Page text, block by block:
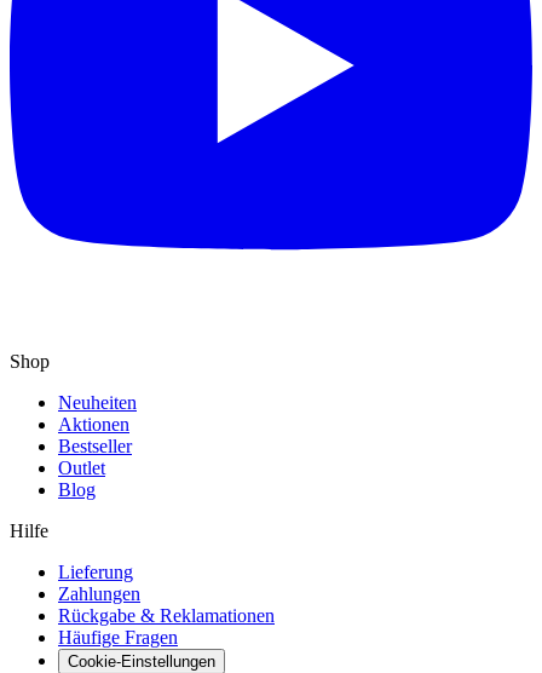
Shop
Neuheiten
Aktionen
Bestseller
Outlet
Blog
Hilfe
Lieferung
Zahlungen
Rückgabe & Reklamationen
Häufige Fragen
Cookie-Einstellungen